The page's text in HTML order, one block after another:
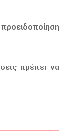
πρέπει να